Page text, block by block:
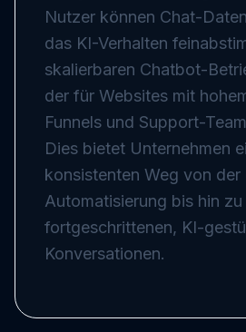
Nutzer können Chat-
das KI-Verhalten
skalierbaren Chatbot-
der für Websites mit
Funnels und Support-
Dies bietet Unternehmen
konsistenten Weg von der
Automatisierung bis hin zu
fortgeschrittenen, KI-
Konversationen.